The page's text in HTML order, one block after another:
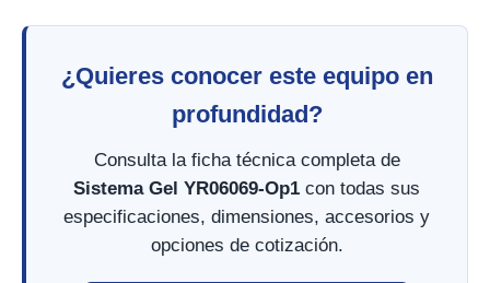
¿Quieres conocer este equipo en
profundidad?
Consulta la ficha técnica completa de
Sistema Gel YR06069-Op1 con todas sus
especificaciones, dimensiones, accesorios y
opciones de cotización.